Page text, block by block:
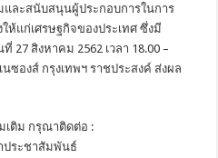
และสนับสนุนผู้ประกอบการในการ
ห้แก่เศรษฐกิจของประเทศ ซึ่งมี
27 สิงหาคม 2562 เวลา 18.00 –
ซองส์ กรุงเทพฯ ราชประสงค์ ส่งผล
เติม กรุณาติดต่อ :
ประชาสัมพันธ์